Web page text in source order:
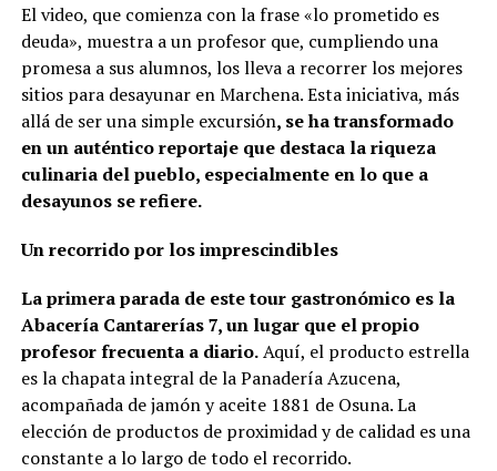
El video, que comienza con la frase «lo prometido es
deuda», muestra a un profesor que, cumpliendo una
promesa a sus alumnos, los lleva a recorrer los mejores
sitios para desayunar en Marchena. Esta iniciativa, más
allá de ser una simple excursión, se ha transformado
en un auténtico reportaje que destaca la riqueza
culinaria del pueblo, especialmente en lo que a
desayunos se refiere.
Un recorrido por los imprescindibles
La primera parada de este tour gastronómico es la
Abacería Cantarerías 7, un lugar que el propio
profesor frecuenta a diario.Aquí, el producto estrella
es la chapata integral de la Panadería Azucena,
acompañada de jamón y aceite 1881 de Osuna. La
elección de productos de proximidad y de calidad es una
constante a lo largo de todo el recorrido.